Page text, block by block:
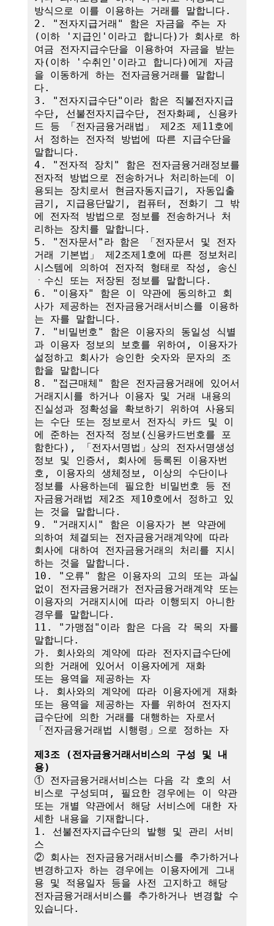
방식으로 이를 이용하는 거래를 말합니다.
2. "전자지급거래" 함은 자금을 주는 자
(이하 '지급인'이라고 합니다)가 회사로 하
여금 전자지급수단을 이용하여 자금을 받는
자(이하 '수취인'이라고 합니다)에게 자금
을 이동하게 하는 전자금융거래를 말합니
다.
3. "전자지급수단"이라 함은 직불전자지급
수단, 선불전자지급수단, 전자화폐, 신용카
드 등 「전자금융거래법」 제2조 제11호에
서 정하는 전자적 방법에 따른 지급수단을
말합니다.
4. "전자적 장치" 함은 전자금융거래정보를
전자적 방법으로 전송하거나 처리하는데 이
용되는 장치로서 현금자동지급기, 자동입출
금기, 지급용단말기, 컴퓨터, 전화기 그 밖
에 전자적 방법으로 정보를 전송하거나 처
리하는 장치를 말합니다.
5. "전자문서"라 함은 「전자문서 및 전자
거래 기본법」 제2조제1호에 따른 정보처리
시스템에 의하여 전자적 형태로 작성, 송신
ㆍ수신 또는 저장된 정보를 말합니다.
6. "이용자" 함은 이 약관에 동의하고 회
사가 제공하는 전자금융거래서비스를 이용하
는 자를 말합니다.
7. "비밀번호" 함은 이용자의 동일성 식별
과 이용자 정보의 보호를 위하여, 이용자가
설정하고 회사가 승인한 숫자와 문자의 조
합을 말합니다
8. "접근매체" 함은 전자금융거래에 있어서
거래지시를 하거나 이용자 및 거래 내용의
진실성과 정확성을 확보하기 위하여 사용되
는 수단 또는 정보로서 전자식 카드 및 이
에 준하는 전자적 정보(신용카드번호를 포
함한다), 「전자서명법」상의 전자서명생성
정보 및 인증서, 회사에 등록된 이용자번
호, 이용자의 생체정보, 이상의 수단이나
정보를 사용하는데 필요한 비밀번호 등 전
자금융거래법 제2조 제10호에서 정하고 있
는 것을 말합니다.
9. "거래지시" 함은 이용자가 본 약관에
의하여 체결되는 전자금융거래계약에 따라
회사에 대하여 전자금융거래의 처리를 지시
하는 것을 말합니다.
10. "오류" 함은 이용자의 고의 또는 과실
없이 전자금융거래가 전자금융거래계약 또는
이용자의 거래지시에 따라 이행되지 아니한
경우를 말합니다.
11. "가맹점"이라 함은 다음 각 목의 자를
말합니다.
가. 회사와의 계약에 따라 전자지급수단에
의한 거래에 있어서 이용자에게 재화
또는 용역을 제공하는 자
나. 회사와의 계약에 따라 이용자에게 재화
또는 용역을 제공하는 자를 위하여 전자지
급수단에 의한 거래를 대행하는 자로서
「전자금융거래법 시행령」으로 정하는 자
제3조 (전자금융거래서비스의 구성 및 내
용)
① 전자금융거래서비스는 다음 각 호의 서
비스로 구성되며, 필요한 경우에는 이 약관
또는 개별 약관에서 해당 서비스에 대한 자
세한 내용을 기재합니다.
1. 선불전자지급수단의 발행 및 관리 서비
스
② 회사는 전자금융거래서비스를 추가하거나
변경하고자 하는 경우에는 이용자에게 그내
용 및 적용일자 등을 사전 고지하고 해당
전자금융거래서비스를 추가하거나 변경할 수
있습니다.